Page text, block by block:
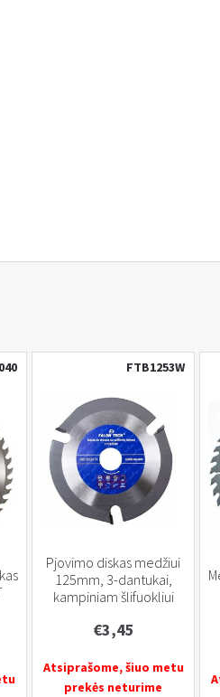
FTB1253W
Pjovimo diskas medžiui
125mm, 3-dantukai,
kampiniam šlifuokliui
€3,45
Atsiprašome, šiuo metu
prekės neturime